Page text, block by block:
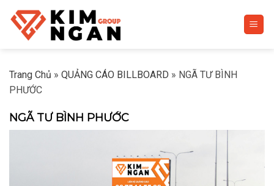
Skip
content
Trang Chủ » QUẢNG CÁO BILLBOARD » NGÃ TƯ BÌNH
PHƯỚC
NGÃ TƯ BÌNH PHƯỚC